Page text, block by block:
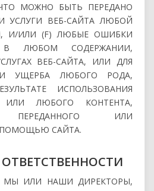
МОЖНО БЫТЬ ПЕРЕДАНО
УСЛУГИ ВЕБ-САЙТА ЛЮБОЙ
И/ИЛИ (F) ЛЮБЫЕ ОШИБКИ
ЛЮБОМ СОДЕРЖАНИИ,
ВЕБ-САЙТА, ​​ИЛИ ДЛЯ
УЩЕРБА ЛЮБОГО РОДА,
ИСПОЛЬЗОВАНИЯ
ИЛИ ЛЮБОГО КОНТЕНТА,
ПЕРЕДАННОГО ИЛИ
САЙТА.
МЫ ИЛИ НАШИ ДИРЕКТОРЫ,